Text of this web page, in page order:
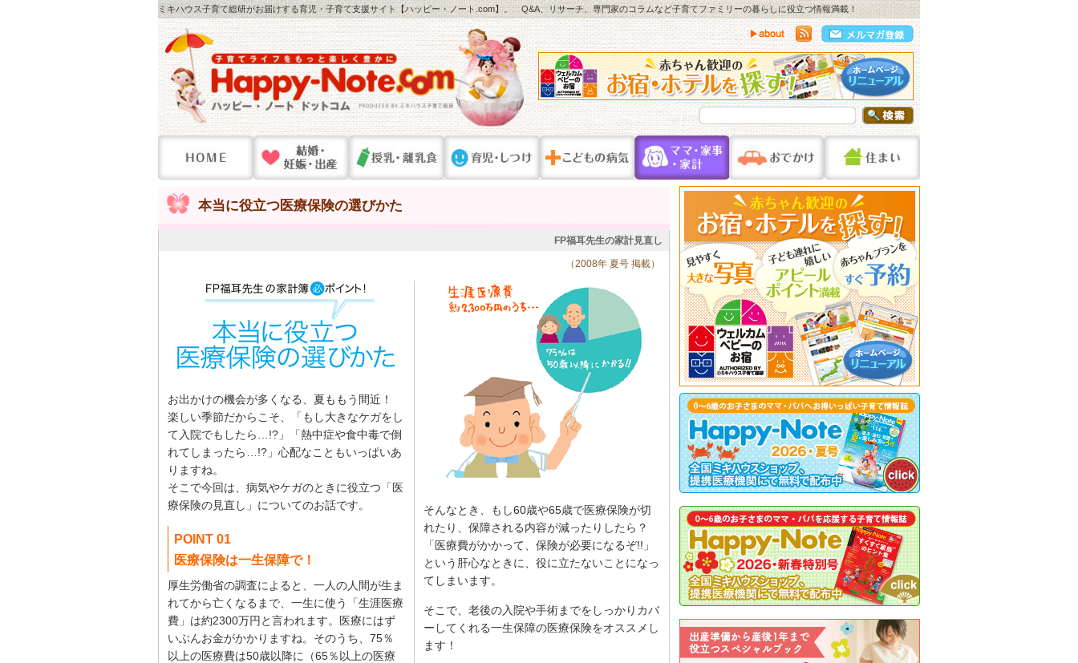
ミキハウス子育て総研がお届けする育児・子育て支援サイト【ハッピー・ノート.com】。 Q&A、リサーチ、専門家のコラムなど子育てファミリーの暮らしに役立つ情報満載！
本当に役立つ医療保険の選びかた
FP福耳先生の家計見直し
（2008年 夏号 掲載）
お出かけの機会が多くなる、夏ももう間近！
楽しい季節だからこそ、「もし大きなケガをし
て入院でもしたら…!?」「熱中症や食中毒で倒
れてしまったら…!?」心配なこともいっぱいあ
りますね。
そこで今回は、病気やケガのときに役立つ「医
療保険の見直し」についてのお話です。
POINT 01
医療保険は一生保障で！
厚生労働省の調査によると、一人の人間が生ま
れてから亡くなるまで、一生に使う「生涯医療
費」は約2300万円と言われます。医療にはず
いぶんお金がかかりますね。そのうち、75％
以上の医療費は50歳以降に（65％以上の医療
そんなとき、もし60歳や65歳で医療保険が切
れたり、保障される内容が減ったりしたら？
「医療費がかかって、保険が必要になるぞ!!」
という肝心なときに、役に立たないことになっ
てしまいます。
そこで、老後の入院や手術までをしっかりカバ
ーしてくれる一生保障の医療保険をオススメし
ます！